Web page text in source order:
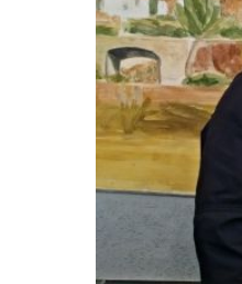
Actualitat